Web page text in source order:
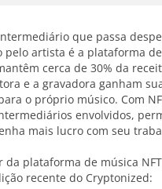
que passa
pelo artista é a plataforma de
cerca de 30% da
e a gravadora ganham
o próprio músico. Com
envolvidos,
mais lucro com seu
da plataforma de música
recente do Cryptonized: